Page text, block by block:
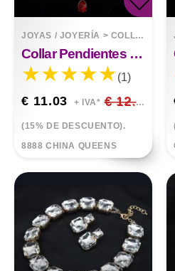
JOYAS / JOYERÍA > COLLARES
Collar Pendientes Temperamento Set
(1)
€ 11.03 + IVA* € 12.98
(15% DE DESCUENTO).
8888 CHINA QUEENS